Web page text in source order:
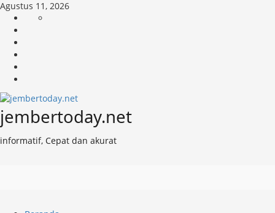
Skip
content
Agustus 11, 2026
Beranda
today
jembertoday.net
informatif, Cepat dan akurat